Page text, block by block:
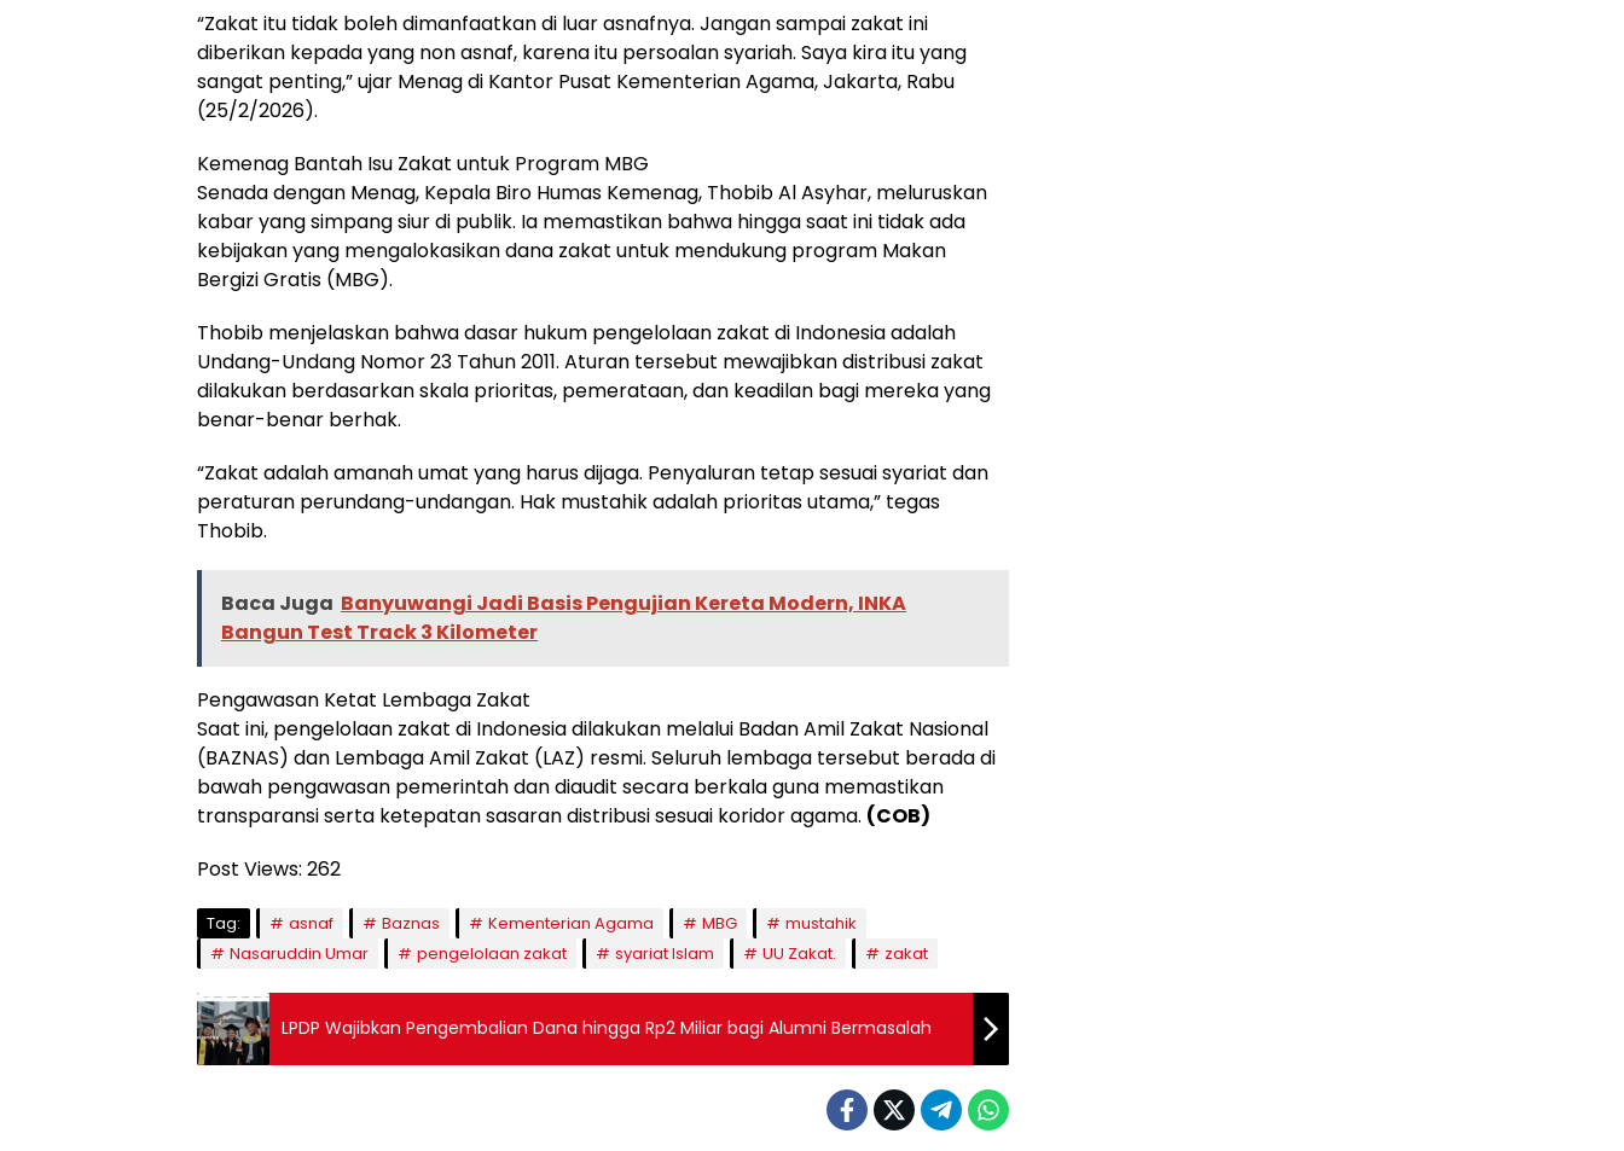
“Zakat itu tidak boleh dimanfaatkan di luar asnafnya. Jangan sampai zakat ini
diberikan kepada yang non asnaf, karena itu persoalan syariah. Saya kira itu yang
sangat penting,” ujar Menag di Kantor Pusat Kementerian Agama, Jakarta, Rabu
(25/2/2026).
Kemenag Bantah Isu Zakat untuk Program MBG
Senada dengan Menag, Kepala Biro Humas Kemenag, Thobib Al Asyhar, meluruskan
kabar yang simpang siur di publik. Ia memastikan bahwa hingga saat ini tidak ada
kebijakan yang mengalokasikan dana zakat untuk mendukung program Makan
Bergizi Gratis (MBG).
Thobib menjelaskan bahwa dasar hukum pengelolaan zakat di Indonesia adalah
Undang-Undang Nomor 23 Tahun 2011. Aturan tersebut mewajibkan distribusi zakat
dilakukan berdasarkan skala prioritas, pemerataan, dan keadilan bagi mereka yang
benar-benar berhak.
“Zakat adalah amanah umat yang harus dijaga. Penyaluran tetap sesuai syariat dan
peraturan perundang-undangan. Hak mustahik adalah prioritas utama,” tegas
Thobib.
Baca Juga Banyuwangi Jadi Basis Pengujian Kereta Modern, INKA
Bangun Test Track 3 Kilometer
Pengawasan Ketat Lembaga Zakat
Saat ini, pengelolaan zakat di Indonesia dilakukan melalui Badan Amil Zakat Nasional
(BAZNAS) dan Lembaga Amil Zakat (LAZ) resmi. Seluruh lembaga tersebut berada di
bawah pengawasan pemerintah dan diaudit secara berkala guna memastikan
transparansi serta ketepatan sasaran distribusi sesuai koridor agama. (COB)
Post Views: 262
Tag: asnaf Baznas Kementerian Agama MBG
mustahik
Nasaruddin Umar
pengelolaan zakat syariat Islam UU Zakat. zakat
LPDP Wajibkan Pengembalian Dana hingga Rp2 Miliar bagi Alumni Bermasalah